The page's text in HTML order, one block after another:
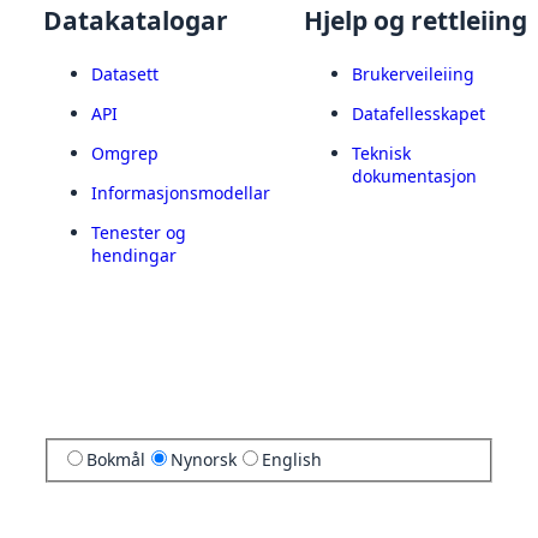
Datakatalogar
Datasett
API
Omgrep
Informasjonsmodellar
Tenester og
hendingar
Hjelp og rettleiing
Brukerveileiing
Datafellesskapet
Teknisk
dokumentasjon
Bokmål Nynorsk English